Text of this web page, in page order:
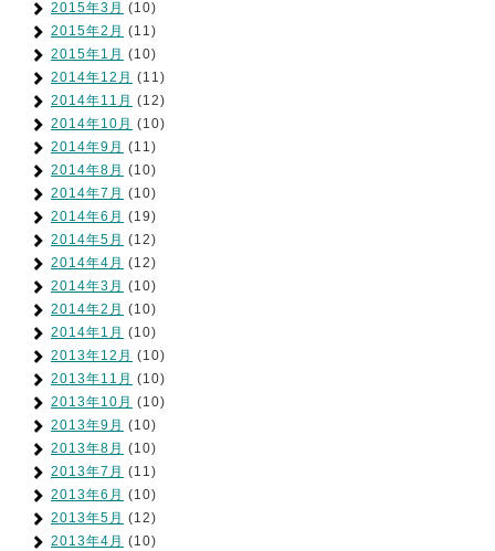
2015年3月 (10)
2015年2月 (11)
2015年1月 (10)
2014年12月 (11)
2014年11月 (12)
2014年10月 (10)
2014年9月 (11)
2014年8月 (10)
2014年7月 (10)
2014年6月 (19)
2014年5月 (12)
2014年4月 (12)
2014年3月 (10)
2014年2月 (10)
2014年1月 (10)
2013年12月 (10)
2013年11月 (10)
2013年10月 (10)
2013年9月 (10)
2013年8月 (10)
2013年7月 (11)
2013年6月 (10)
2013年5月 (12)
2013年4月 (10)